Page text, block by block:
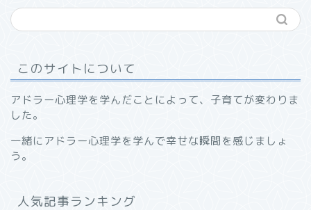
このサイトについて
アドラー心理学を学んだことによって、子育てが変わりま
した。
一緒にアドラー心理学を学んで幸せな瞬間を感じましょ
う。
人気記事ランキング